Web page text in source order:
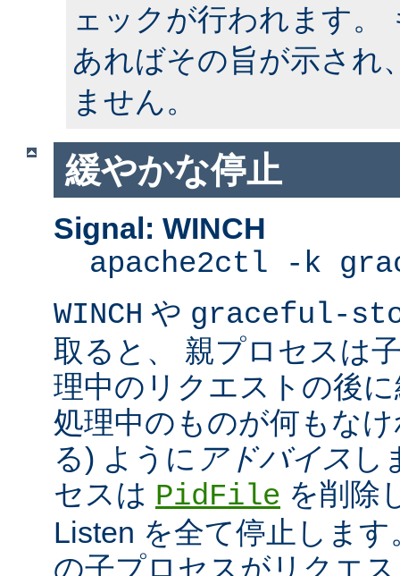
ェックが行われます。
あればその旨が示され
ません。
緩やかな停止
Signal: WINCH
apache2ctl -k
WINCH や graceful-
取ると、 親プロセスは
理中のリクエストの後
処理中のものが何もな
る) ように アドバイス し
セスは PidFile を削除
Listen を全て停止しま
の子プロセスがリクエ